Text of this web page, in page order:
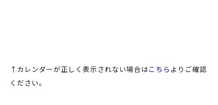
↑カレンダーが正しく表示されない場合はこちら よりご確認
ください。